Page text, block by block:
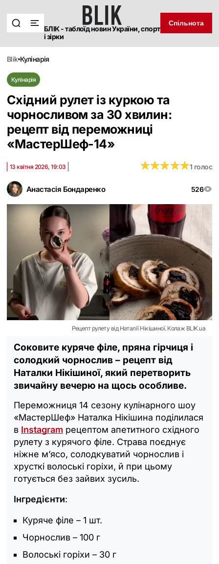
БЛІК - таблоїд новин України, спорт
і зірки
Спільнота
blik кулінарія
Кулінарія
Східний рулет із куркою та
чорносливом за 30 хвилин:
рецепт від переможниці
«МастерШеф-14»
Анастасія Бондаренко 526
13 квітня 2026, 19:03 ★★★★★
★★★★★1 голос
Рецепт рулету від Наталії Нікішиної. Колаж BLIK.ua
Соковите куряче філе, пряна гірчиця і
солодкий чорнослив – рецепт від
Наталки Нікішиної, який перетворить
звичайну вечерю на щось особливе.
Переможниця 14 сезону кулінарного шоу
«МастерШеф» Наталка Нікішина поділилася
в Instagram рецептом апетитного східного
рулету з курячого філе. Страва поєднує
ніжне мʼясо, солодкуватий чорнослив і
хрусткі волоські горіхи, й при цьому
готується без зайвих зусиль.
Інгредієнти:
Куряче філе – 1 шт.
Чорнослив – 100 г
Волоські горіхи – 30 г